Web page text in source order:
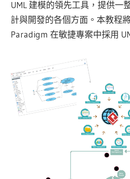
UML 建模的領先工具，提供一
計與開發的各個方面。本教程
Paradigm 在敏捷專案中採用